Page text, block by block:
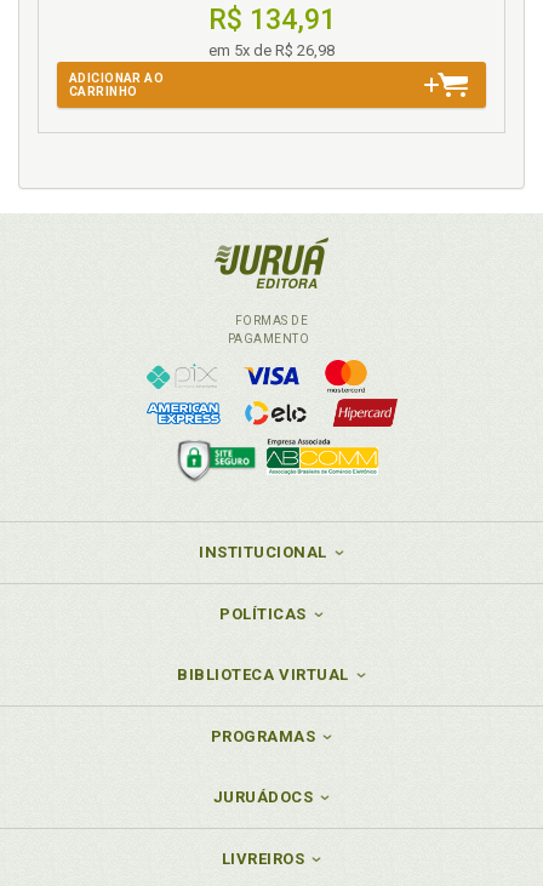
R$ 134,91
em 5x de R$ 26,98
ADICIONAR AO
CARRINHO
FORMAS DE
PAGAMENTO
INSTITUCIONAL
POLÍTICAS
BIBLIOTECA VIRTUAL
PROGRAMAS
JURUÁDOCS
LIVREIROS